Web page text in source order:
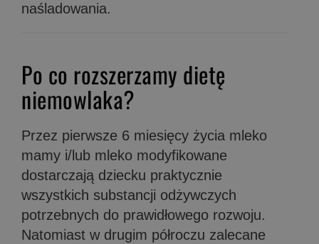
naśladowania.
Po co rozszerzamy dietę
niemowlaka?
Przez pierwsze 6 miesięcy życia mleko
mamy i/lub mleko modyfikowane
dostarczają dziecku praktycznie
wszystkich substancji odżywczych
potrzebnych do prawidłowego rozwoju.
Natomiast w drugim półroczu zalecane